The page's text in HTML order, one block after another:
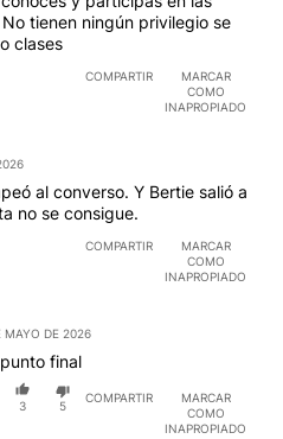
tienen ningún privilegio se
clases
COMPARTIR
MARCAR
COMO
INAPROPIADO
al converso. Y Bertie salió a
no se consigue.
COMPARTIR
MARCAR
COMO
INAPROPIADO
MAYO DE 2026
final
3 5
COMPARTIR
MARCAR
COMO
INAPROPIADO